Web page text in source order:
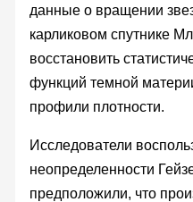
данные о вращении
карликовом спутнике
восстановить
функций темной
профили плотности.
Исследователи
неопределенности
предположили, что